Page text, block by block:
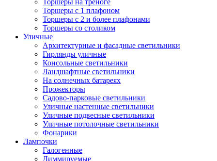
Торшеры на треноге
Торшеры с 1 плафоном
Торшеры с 2 и более плафонами
Торшеры со столиком
Уличные
Архитектурные и фасадные светильники
Гирлянды уличные
Консольные светильники
Ландшафтные светильники
На солнечных батареях
Прожекторы
Садово-парковые светильники
Уличные настенные светильники
Уличные подвесные светильники
Уличные потолочные светильники
Фонарики
Лампочки
Галогенные
Диммируемые